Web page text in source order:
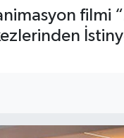
filmi